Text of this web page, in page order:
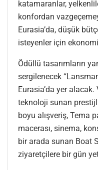
katamaranlar,
konfordan
Eurasia’da, düşük
isteyenler için
Ödüllü tasarımların
sergilenecek
Eurasia’da yer alacak.
teknoloji sunan
boyu alışveriş, Tema
macerası, sinema,
bir arada sunan Boat
ziyaretçilere bir gün